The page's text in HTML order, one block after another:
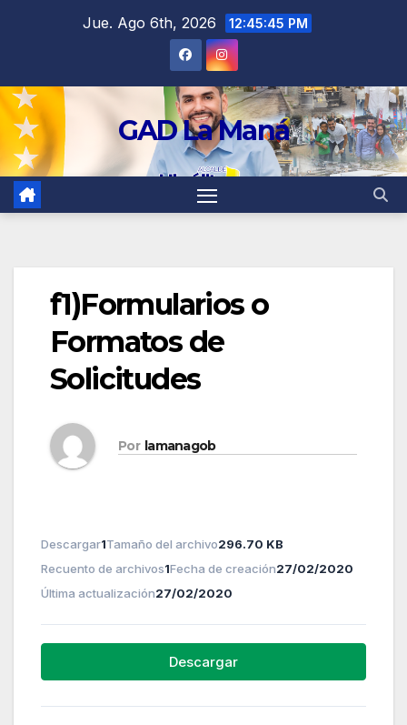
Jue. Ago 6th, 2026 12:45:45 PM
GAD La Maná
f1)Formularios o
Formatos de
Solicitudes
Por lamanagob
Descargar1Tamaño del archivo296.70 KB
Recuento de archivos1Fecha de creación27/02/2020
Última actualización27/02/2020
Descargar